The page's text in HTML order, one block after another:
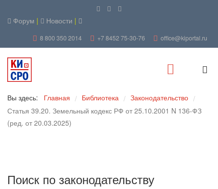
Форум | Новости |
8 800 350 2014 +7 8452 75-30-76 office@kiportal.ru
Вы здесь: Главная / Библиотека / Законодательство /
Статья 39.20. Земельный кодекс РФ от 25.10.2001 N 136-ФЗ
(ред. от 20.03.2025)
Поиск по законодательству